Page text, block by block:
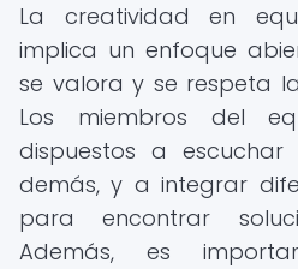
La creatividad en
implica un enfoque
se valora y se respeta
Los miembros del
dispuestos a
demás, y a integrar
para encontrar
Además, es